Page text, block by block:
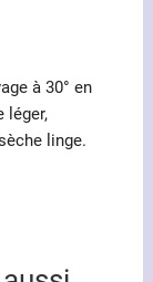
à 30° en
léger,
linge.